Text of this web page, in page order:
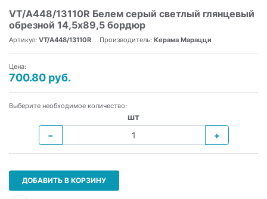
VT/A448/13110R Белем серый светлый глянцевый
обрезной 14,5x89,5 бордюр
Артикул: VT/A448/13110R Производитель: Керама Марацци
Цена:
700.80 руб.
Выберите необходимое количество:
шт
−
+
ДОБАВИТЬ В КОРЗИНУ